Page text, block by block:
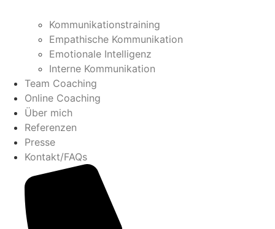
Kommunikationstraining
Empathische Kommunikation
Emotionale Intelligenz
Interne Kommunikation
Team Coaching
Online Coaching
Über mich
Referenzen
Presse
Kontakt/FAQs